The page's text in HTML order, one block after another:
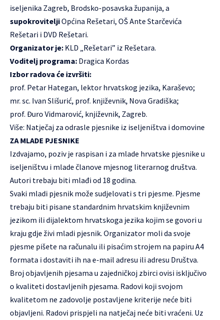
iseljenika Zagreb, Brodsko-posavska županija, a
supokroviteljiOpćina Rešetari, OŠ Ante Starčevića
Rešetari i DVD Rešetari.
Organizator je: KLD „Rešetari” iz Rešetara.
Voditelj programa: Dragica Kordas
Izbor radova će izvršiti:
prof. Petar Hategan, lektor hrvatskog jezika, Karaševo;
mr. sc. Ivan Slišurić, prof. književnik, Nova Gradiška;
prof. Đuro Vidmarović, književnik, Zagreb.
Više: Natječaj za odrasle pjesnike iz iseljeništva i domovine
ZA MLADE PJESNIKE
Izdvajamo, poziv je raspisan i za mlade hrvatske pjesnike u
iseljeništvu i mlade članove mjesnog literarnog društva.
Autori trebaju biti mlađi od 18 godina.
Svaki mladi pjesnik može sudjelovati s tri pjesme. Pjesme
trebaju biti pisane standardnim hrvatskim književnim
jezikom ili dijalektom hrvatskoga jezika kojim se govori u
kraju gdje živi mladi pjesnik. Organizator moli da svoje
pjesme pišete na računalu ili pisaćim strojem na papiru A4
formata i dostaviti ih na e-mail adresu ili adresu Društva.
Broj objavljenih pjesama u zajedničkoj zbirci ovisi isključivo
o kvaliteti dostavljenih pjesama. Radovi koji svojom
kvalitetom ne zadovolje postavljene kriterije neće biti
objavljeni. Radovi prispjeli na natječaj neće biti vraćeni. Uz